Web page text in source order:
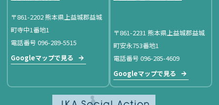
〒861-2202 熊本県上益城郡益城
町寺中1番地1
電話番号 096-289-5515
Googleマップで見る
〒861-2231 熊本県上益城郡益城
町安永753番地1
電話番号 096-285-4609
Googleマップで見る